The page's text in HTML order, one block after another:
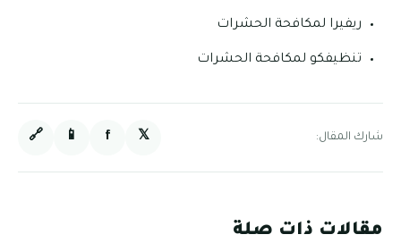
ريفيرا لمكافحة الحشرات
تنظيفكو لمكافحة الحشرات
شارك المقال: 𝕏
f
📱
🔗
مقالات ذات صلة